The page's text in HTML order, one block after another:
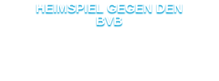
HEIMSPIEL GEGEN DEN
BVB